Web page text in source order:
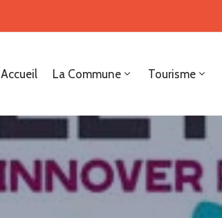
Accueil La Commune Tourisme